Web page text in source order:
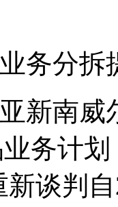
务分拆
新南
务计
新谈判